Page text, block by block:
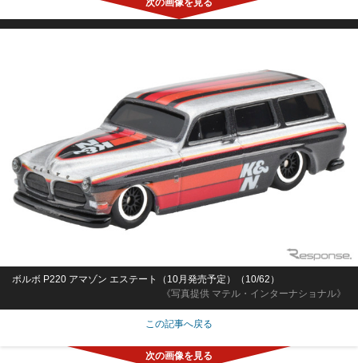
《写真提供 マテル・インターナショナル》
ボルボ P220 アマゾン エステート（10月発売予定）（10/62）
この記事へ戻る